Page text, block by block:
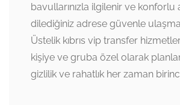
bavullarınızla ilgilenir ve konforlu
dilediğiniz adrese güvenle
Üstelik kıbrıs vip transfer
kişiye ve gruba özel olarak
gizlilik ve rahatlık her zaman birinci